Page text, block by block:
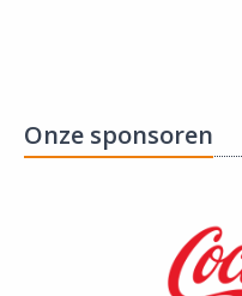
Onze sponsoren